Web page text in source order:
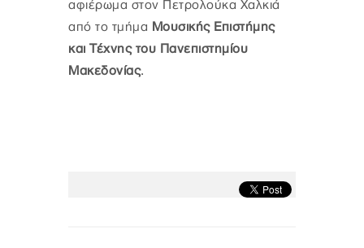
αφιέρωμα στον Πετρολούκα Χαλκιά
από το τμήμα Μουσικής Επιστήμης
και Τέχνης του Πανεπιστημίου
Μακεδονίας.